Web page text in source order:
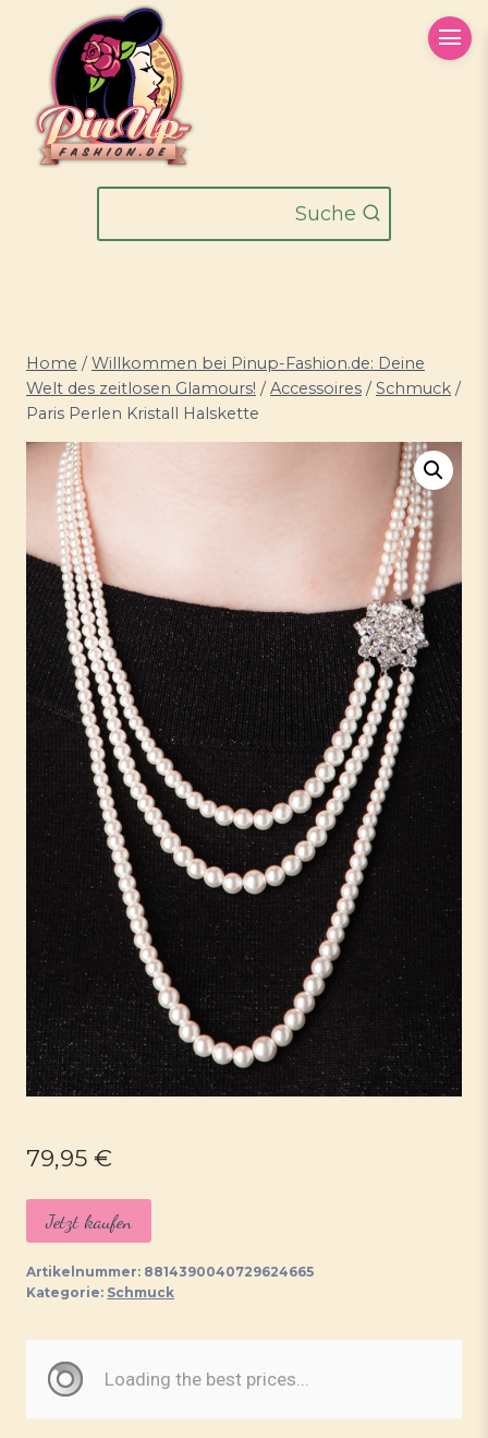
springen
Suche
Home / Willkommen bei Pinup-Fashion.de: Deine
Welt des zeitlosen Glamours! / Accessoires / Schmuck /
Paris Perlen Kristall Halskette
79,95 €
Jetzt kaufen
Artikelnummer: 8814390040729624665
Kategorie: Schmuck